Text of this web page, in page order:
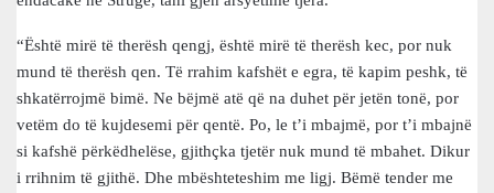
“Është mirë të therësh qengj, është mirë të therësh kec, por nuk
mund të therësh qen. Të rrahim kafshët e egra, të kapim peshk, të
shkatërrojmë bimë. Ne bëjmë atë që na duhet për jetën tonë, por
vetëm do të kujdesemi për qentë. Po, le t’i mbajmë, por t’i mbajnë
si kafshë përkëdhelëse, gjithçka tjetër nuk mund të mbahet. Dikur
i rrihnim të gjithë. Dhe mbështeteshim me ligj. Bëmë tender me